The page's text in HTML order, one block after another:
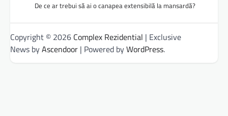
De ce ar trebui să ai o canapea extensibilă la mansardă?
Copyright © 2026 Complex Rezidential | Exclusive
News byAscendoor | Powered byWordPress.